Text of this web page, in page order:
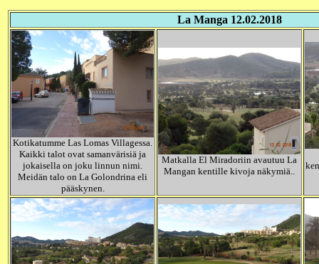
La Manga 12.02.2018
Kotikatumme Las Lomas Villagessa.
Kaikki talot ovat samanvärisiä ja
jokaisella on joku linnun nimi.
Meidän talo on La Golondrina eli
pääskynen.
Matkalla El Miradoriin avautuu La
Mangan kentille kivoja näkymiä..